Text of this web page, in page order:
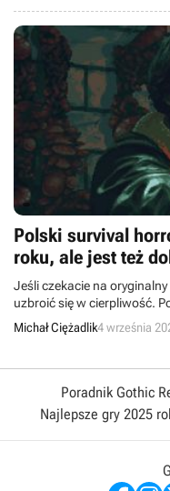
Polski survival
roku, ale jest też
Jeśli czekacie na
uzbroić się w cierpliwość.
przyszłym roku.
Michał Ciężadlik4 września
Poradnik Gothic
Najlepsze gry 2025